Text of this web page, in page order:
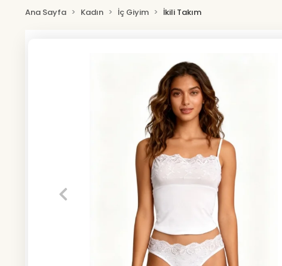
Ana Sayfa Kadın İç Giyim İkili Takım